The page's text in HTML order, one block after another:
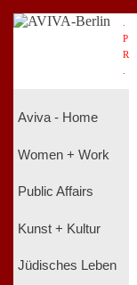
P
R
Aviva - Home
Women + Work
Public Affairs
Kunst + Kultur
Jüdisches Leben